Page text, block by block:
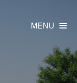
MENU 